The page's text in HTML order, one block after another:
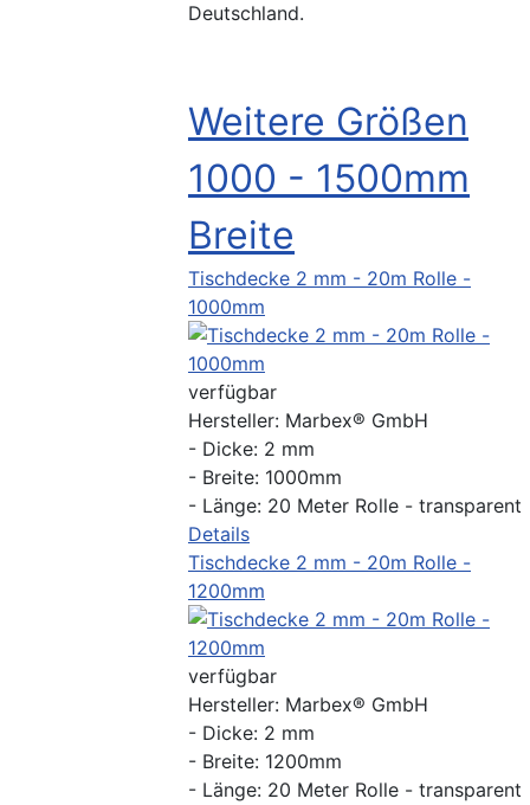
Deutschland.
Weitere Größen
1000 - 1500mm
Breite
Tischdecke 2 mm - 20m Rolle -
1000mm
verfügbar
Hersteller: Marbex® GmbH
- Dicke: 2 mm
- Breite: 1000mm
- Länge: 20 Meter Rolle - transparent
Details
Tischdecke 2 mm - 20m Rolle -
1200mm
verfügbar
Hersteller: Marbex® GmbH
- Dicke: 2 mm
- Breite: 1200mm
- Länge: 20 Meter Rolle - transparent